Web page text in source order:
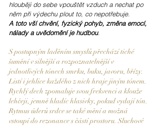
hlouběji do sebe vpouštět vzduch a nechat po
něm při výdechu plout to, co nepotřebuje.
A toto vší chvění, fyzický pohyb, změna emocí,
nálady a uvědomění je hudbou.
S postupným laděním smyslů přechází tiché
šumění v silnější a rozpoznatelnější v
jednotlivých tónech smrku, buku, javoru, břízy.
Listí i jehlice každého z nich hraje jiným tónem.
Rychlý dech zpomaluje svou frekvenci a klouže
lehčeji, jemně hladíc hlasivky, pokud vydají tón.
Rytmus úderů srdce se také mění a možná
vstoupí do rezonance s částí prostoru. Sluchové